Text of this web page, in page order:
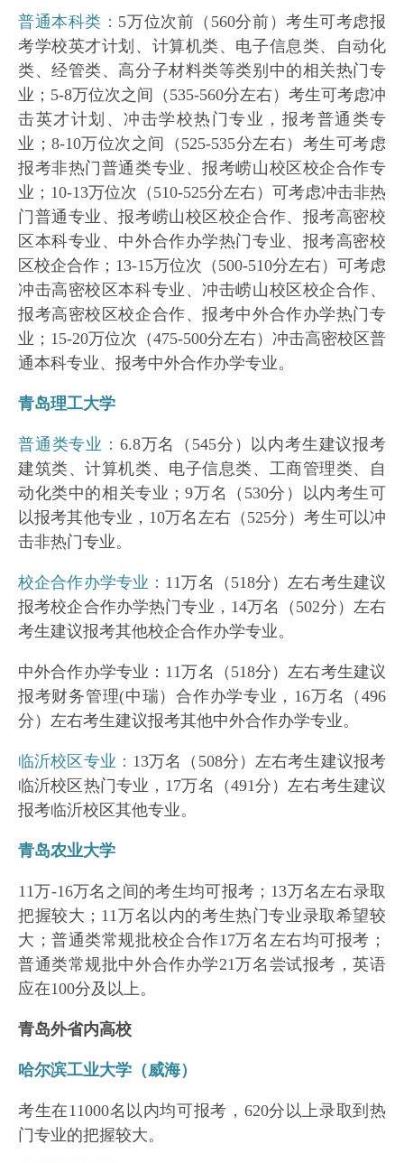
普通本科类： 5万位次前（560分前）考生可考虑报
考学校英才计划、计算机类、电子信息类、自动化
类、经管类、高分子材料类等类别中的相关热门专
业；5-8万位次之间（535-560分左右）考生可考虑冲
击英才计划、冲击学校热门专业，报考普通类专
业；8-10万位次之间（525-535分左右）考生可考虑
报考非热门普通类专业、报考崂山校区校企合作专
业；10-13万位次（510-525分左右）可考虑冲击非热
门普通专业、报考崂山校区校企合作、报考高密校
区本科专业、中外合作办学热门专业、报考高密校
区校企合作；13-15万位次（500-510分左右）可考虑
冲击高密校区本科专业、冲击崂山校区校企合作、
报考高密校区校企合作、报考中外合作办学热门专
业；15-20万位次（475-500分左右）冲击高密校区普
通本科专业、报考中外合作办学专业。
青岛理工大学
普通类专业： 6.8万名（545分）以内考生建议报考
建筑类、计算机类、电子信息类、工商管理类、自
动化类中的相关专业；9万名（530分）以内考生可
以报考其他专业，10万名左右（525分）考生可以冲
击非热门专业。
校企合作办学专业： 11万名（518分）左右考生建议
报考校企合作办学热门专业，14万名（502分）左右
考生建议报考其他校企合作办学专业。
中外合作办学专业：11万名（518分）左右考生建议
报考财务管理(中瑞）合作办学专业，16万名（496
分）左右考生建议报考其他中外合作办学专业。
临沂校区专业： 13万名（508分）左右考生建议报考
临沂校区热门专业，17万名（491分）左右考生建议
报考临沂校区其他专业。
青岛农业大学
11万-16万名之间的考生均可报考；13万名左右录取
把握较大；11万名以内的考生热门专业录取希望较
大；普通类常规批校企合作17万名左右均可报考；
普通类常规批中外合作办学21万名尝试报考，英语
应在100分及以上。
青岛外省内高校
哈尔滨工业大学（威海）
考生在11000名以内均可报考，620分以上录取到热
门专业的把握较大。